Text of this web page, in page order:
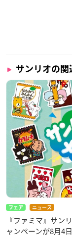
サンリオの関
フェア ニュース
『ファミマ』サ
ャンペーンが8月4